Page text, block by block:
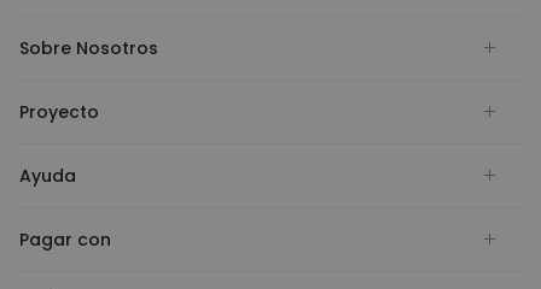
Sobre Nosotros
Proyecto
Ayuda
Pagar con